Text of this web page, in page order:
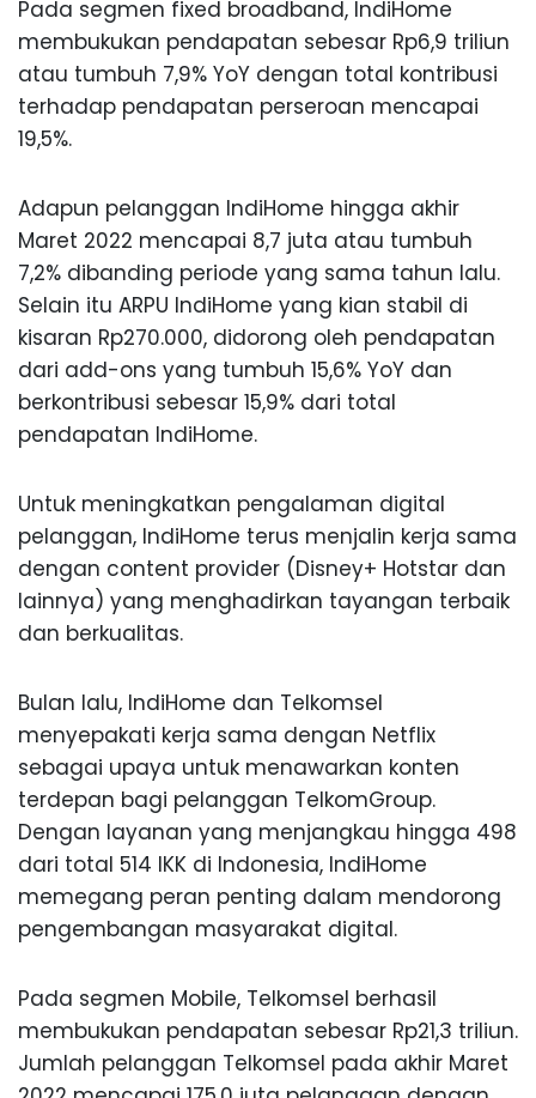
Pada segmen fixed broadband, IndiHome
membukukan pendapatan sebesar Rp6,9 triliun
atau tumbuh 7,9% YoY dengan total kontribusi
terhadap pendapatan perseroan mencapai
19,5%.
Adapun pelanggan IndiHome hingga akhir
Maret 2022 mencapai 8,7 juta atau tumbuh
7,2% dibanding periode yang sama tahun lalu.
Selain itu ARPU IndiHome yang kian stabil di
kisaran Rp270.000, didorong oleh pendapatan
dari add-ons yang tumbuh 15,6% YoY dan
berkontribusi sebesar 15,9% dari total
pendapatan IndiHome.
Untuk meningkatkan pengalaman digital
pelanggan, IndiHome terus menjalin kerja sama
dengan content provider (Disney+ Hotstar dan
lainnya) yang menghadirkan tayangan terbaik
dan berkualitas.
Bulan lalu, IndiHome dan Telkomsel
menyepakati kerja sama dengan Netflix
sebagai upaya untuk menawarkan konten
terdepan bagi pelanggan TelkomGroup.
Dengan layanan yang menjangkau hingga 498
dari total 514 IKK di Indonesia, IndiHome
memegang peran penting dalam mendorong
pengembangan masyarakat digital.
Pada segmen Mobile, Telkomsel berhasil
membukukan pendapatan sebesar Rp21,3 triliun.
Jumlah pelanggan Telkomsel pada akhir Maret